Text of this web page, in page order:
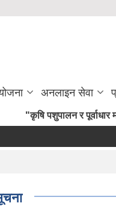
अनलाइन सेवा
"कृषि पशुपालन र पूर्वाधार मरिण